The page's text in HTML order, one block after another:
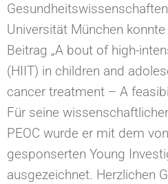
Universität München
Beitrag „A bout of high-
(HIIT) in children and
cancer treatment – A
Für seine
PEOC wurde er mit dem
gesponserten Young
ausgezeichnet. Herzlichen